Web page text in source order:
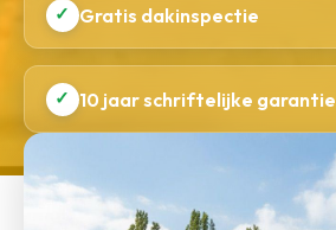
✓ Gratis dakinspectie
✓ 10 jaar schriftelijke garantie